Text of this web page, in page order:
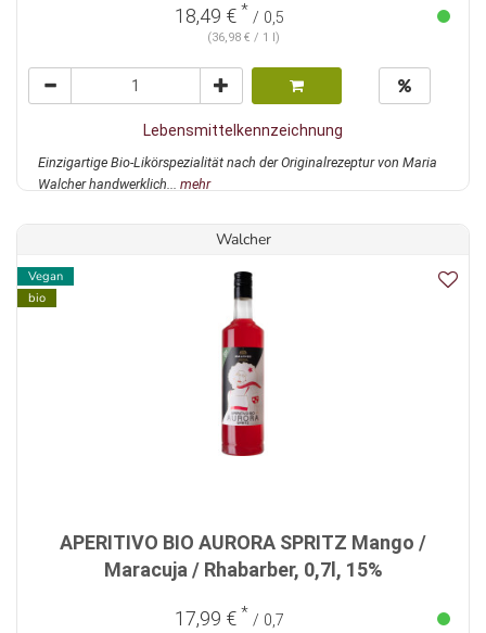
18,49 € * / 0,5
(36,98 € / 1 l)
Lebensmittelkennzeichnung
Einzigartige Bio-Likörspezialität nach der Originalrezeptur von Maria
Walcher handwerklich... mehr
Walcher
Vegan
bio
APERITIVO BIO AURORA SPRITZ Mango /
Maracuja / Rhabarber, 0,7l, 15%
17,99 € * / 0,7